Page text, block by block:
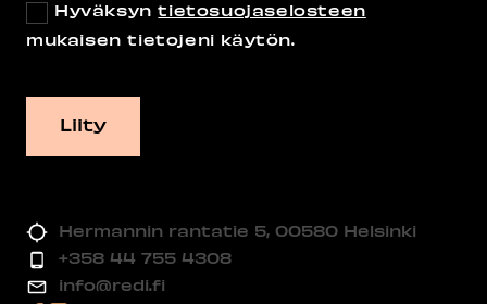
Hyväksyntietosuojaselosteen
mukaisen tietojeni käytön.
Hermannin rantatie 5, 00580 Helsinki
+358 44 755 4308
info@redi.fi